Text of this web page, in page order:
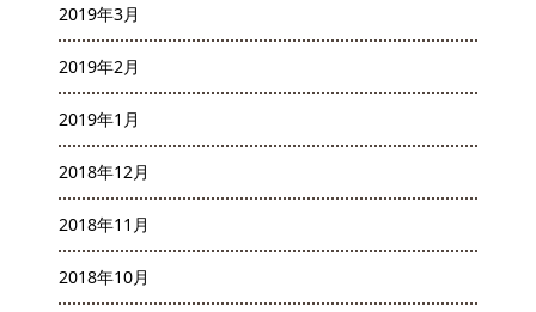
2019年3月
2019年2月
2019年1月
2018年12月
2018年11月
2018年10月